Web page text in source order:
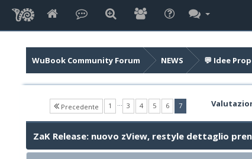
WuBook Community Forum NEWS 💬 Idee
Precedente 1 … 3 4 5 6 7(current)
ZaK Release: nuovo zView, restyle dettaglio